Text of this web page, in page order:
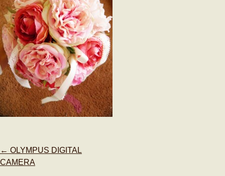
Post
navigation
← OLYMPUS DIGITAL
CAMERA